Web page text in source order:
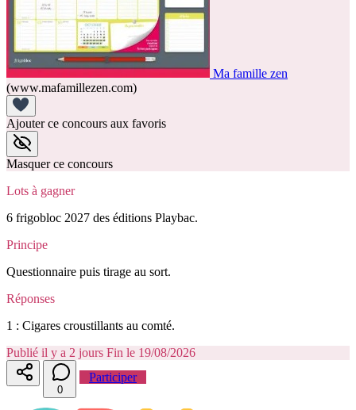
Ma famille zen
(www.mafamillezen.com)
Ajouter ce concours aux favoris
Masquer ce concours
Lots à gagner
6 frigobloc 2027 des éditions Playbac.
Principe
Questionnaire puis tirage au sort.
Réponses
1 : Cigares croustillants au comté.
Publié il y a 2 jours Fin le 19/08/2026
0
Participer